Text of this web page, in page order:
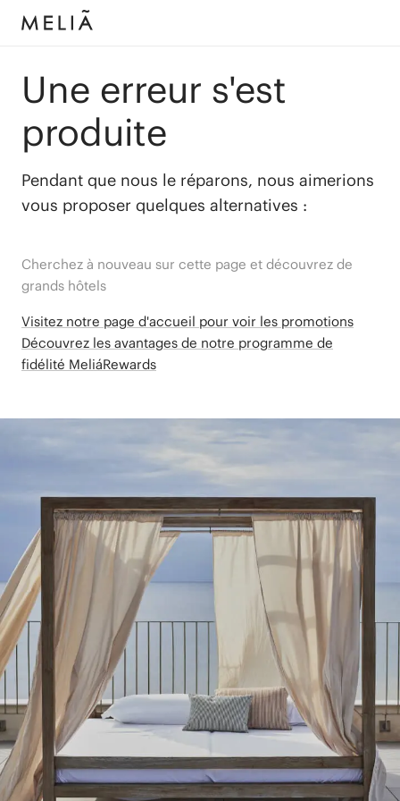
Une erreur s'est
produite
Pendant que nous le réparons, nous aimerions
vous proposer quelques alternatives :
Cherchez à nouveau sur cette page et découvrez de
grands hôtels
Visitez notre page d'accueil pour voir les promotions
Découvrez les avantages de notre programme de
fidélité MeliáRewards